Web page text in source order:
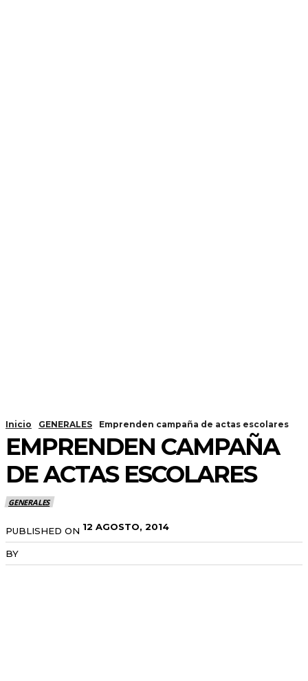
Inicio GENERALES Emprenden campaña de actas escolares
EMPRENDEN CAMPAÑA
DE ACTAS ESCOLARES
GENERALES
PUBLISHED ON 12 AGOSTO, 2014
BY